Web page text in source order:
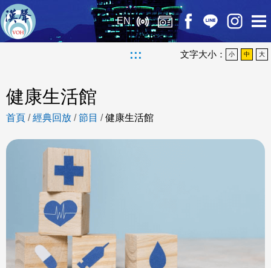
EN
::: 文字大小： 小 中 大
健康生活館
首頁 /經典回放 /節目 /健康生活館